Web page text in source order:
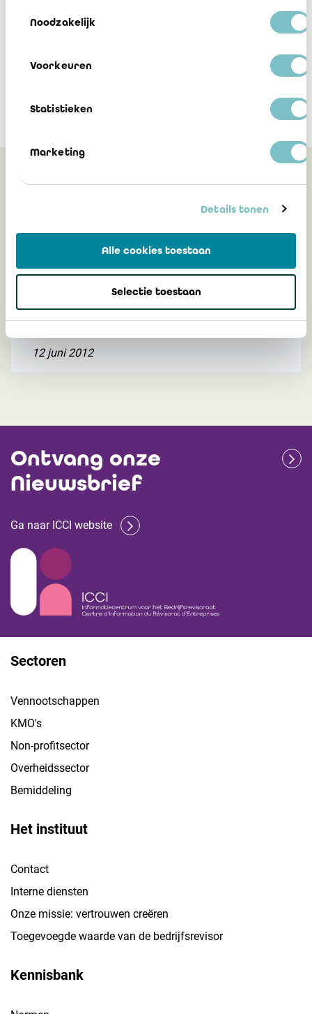
Noodzakelijk
Voorkeuren
Statistieken
Marketing
Details tonen
Alle cookies toestaan
Selectie toestaan
Gerelateerd
Mededeling 2012/08: Val-I-Pac -
controleprocedure en vrijstelling van
controle voor het jaar 2011
12 juni 2012
Ontvang onze
Nieuwsbrief
Ga naar ICCI website
Sectoren
Vennootschappen
KMO's
Non-profitsector
Overheidssector
Bemiddeling
Het instituut
Contact
Interne diensten
Onze missie: vertrouwen creëren
Toegevoegde waarde van de bedrijfsrevisor
Kennisbank